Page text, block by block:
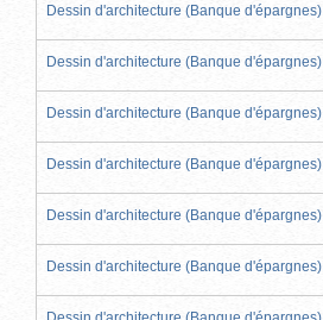
Dessin d'architecture (Banque d'épargnes)
Dessin d'architecture (Banque d'épargnes)
Dessin d'architecture (Banque d'épargnes)
Dessin d'architecture (Banque d'épargnes)
Dessin d'architecture (Banque d'épargnes)
Dessin d'architecture (Banque d'épargnes)